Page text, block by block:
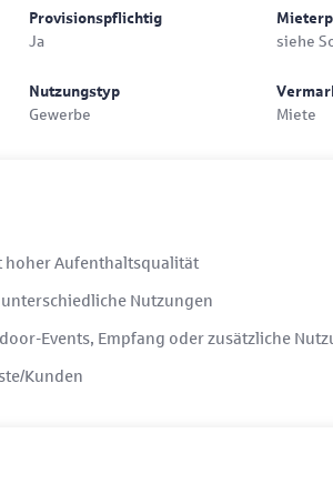
Provisionspflichtig
Ja siehe
Nutzungstyp
Gewerbe Miete
hoher Aufenthaltsqualität
Nutzungen
Events, Empfang oder zusätzliche
Kunden